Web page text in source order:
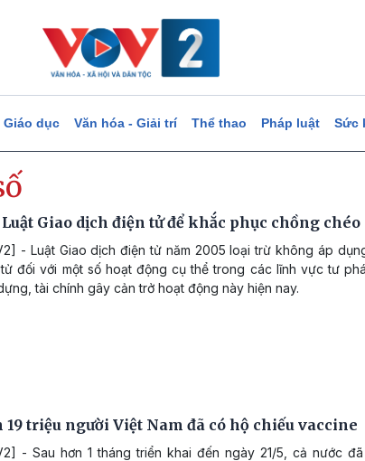
Giáo dục Văn hóa - Giải trí Thể thao Pháp luật Sức
Luật Giao dịch điện tử để khắc phục chồng chéo
- Luật Giao dịch điện tử năm 2005 loại trừ không áp
đối với một số hoạt động cụ thể trong các lĩnh vực tư
tài chính gây cản trở hoạt động này hiện nay.
19 triệu người Việt Nam đã có hộ chiếu vaccine
- Sau hơn 1 tháng triển khai đến ngày 21/5, cả nước